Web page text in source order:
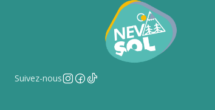
Suivez-nous